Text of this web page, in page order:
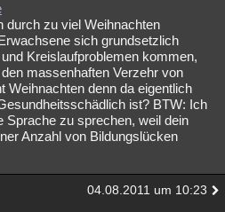
durch zu viel Weihnachten
sich grundsetzlich
Kreislaufproblemen kommen,
massenhaften Verzehr von
Weihnachten denn da eigentlich
ist? BTW: Ich
Sprache zu sprechen, weil dein
Anzahl von Bildungslücken
04.08.2011 um 10:23